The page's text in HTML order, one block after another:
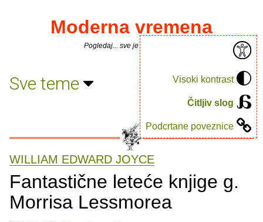
Visoki kontrast
Čitljiv slog
Podcrtane poveznice
Moderna vremena
Pogledaj... sve je puno knjiga.
Sve teme
WILLIAM EDWARD JOYCE
Fantastične leteće knjige g.
Morrisa Lessmorea